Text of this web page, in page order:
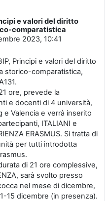
e valori del diritto
comparatistica
2023, 10:41
Principi e valori del diritto
storico-comparatistica,
ore, prevede la
e docenti di 4 università,
e Valencia e verrà inserito
ITALIANI e
ERASMUS. Si tratta di
per tutti introdotta
di 21 ore complessive,
sarà svolto presso
nel mese di dicembre,
15 dicembre (in presenza).